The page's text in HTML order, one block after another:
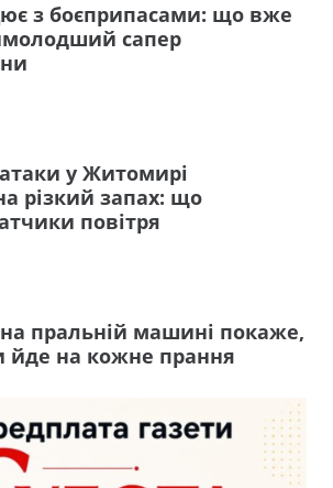
з боєприпасами: що вже
сапер
атаки у Житомирі
різкий запах: що
повітря
пральній машині покаже,
йде на кожне прання